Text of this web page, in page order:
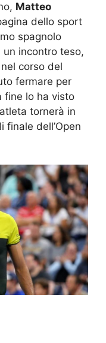
Matteo
dello sport
spagnolo
incontro teso,
corso del
fermare per
fine lo ha visto
tornerà in
dell’Open